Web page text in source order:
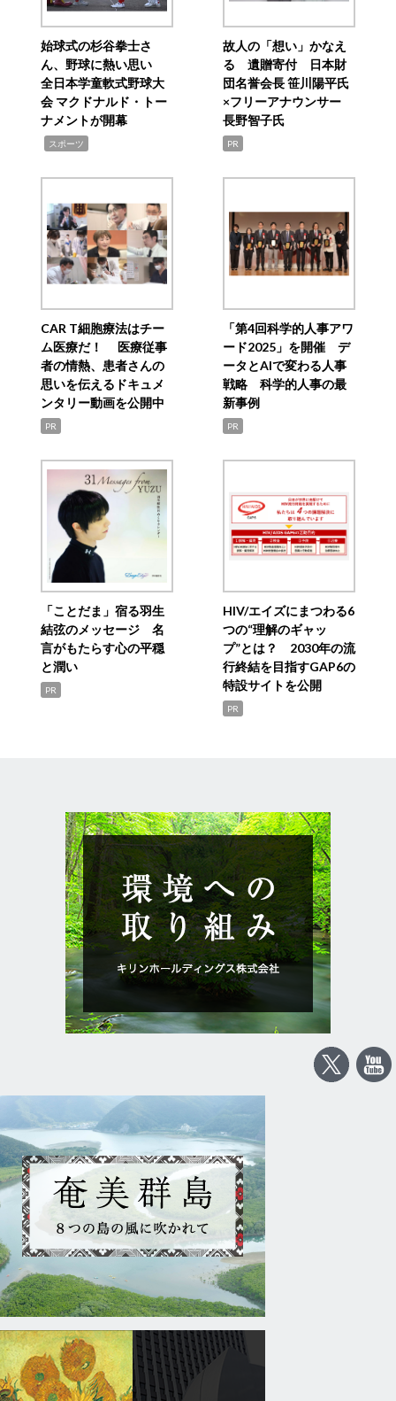
始球式の杉谷拳士さ
ん、野球に熱い思い
全日本学童軟式野球大
会 マクドナルド・トー
ナメントが開幕
スポーツ
故人の「想い」かなえ
る 遺贈寄付 日本財
団名誉会長 笹川陽平氏
×フリーアナウンサー
長野智子氏
PR
CAR T細胞療法はチー
ム医療だ！ 医療従事
者の情熱、患者さんの
思いを伝えるドキュメ
ンタリー動画を公開中
PR
「第4回科学的人事アワ
ード2025」を開催 デ
ータとAIで変わる人事
戦略 科学的人事の最
新事例
PR
「ことだま」宿る羽生
結弦のメッセージ 名
言がもたらす心の平穏
と潤い
PR
HIV/エイズにまつわる6
つの“理解のギャッ
プ”とは？ 2030年の流
行終結を目指すGAP6の
特設サイトを公開
PR